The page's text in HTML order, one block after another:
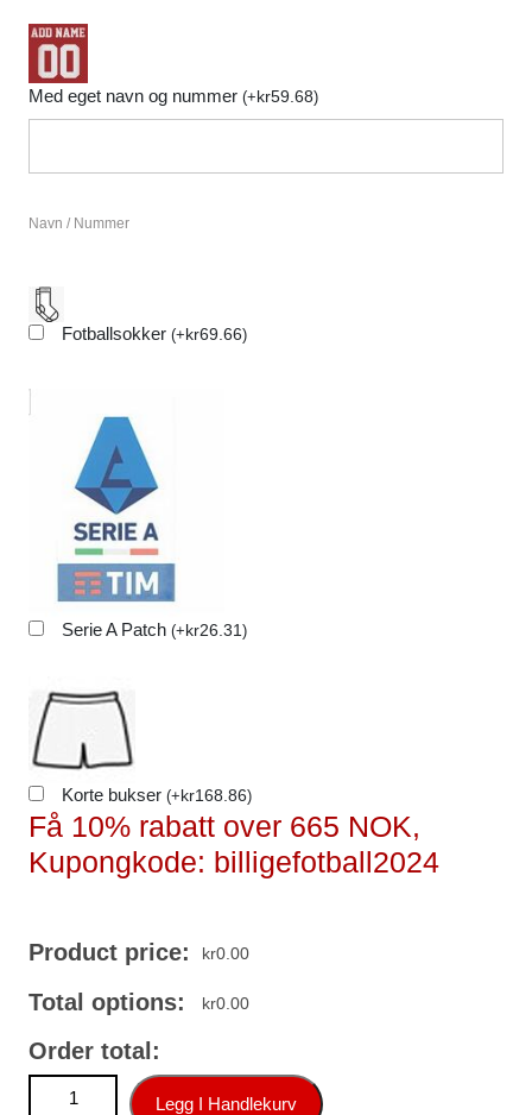
Med eget navn og nummer (+kr59.68)
Navn / Nummer
Fotballsokker (+kr69.66)
Serie A Patch (+kr26.31 )
Korte bukser (+kr168.86)
Få 10% rabatt over 665 NOK,
Kupongkode: billigefotball2024
Product price: kr0.00
Total options: kr0.00
Order total:
Billige Fotballdrakter Juventus Hjemmedrakt 2024-2025 hvit
Legg I Handlekurv